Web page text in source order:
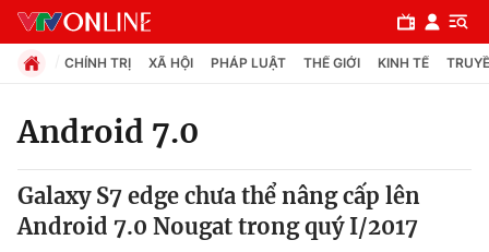
Chuyên mục
Chính trị
CHÍNH TRỊ XÃ HỘI PHÁP LUẬT THẾ GIỚI KINH TẾ
Android 7.0
Galaxy S7 edge chưa thể nâng cấp lên
Android 7.0 Nougat trong quý I/2017